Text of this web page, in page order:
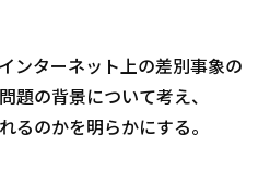
ンターネット上の差別事象の
題の背景について考え、
るのかを明らかにする。